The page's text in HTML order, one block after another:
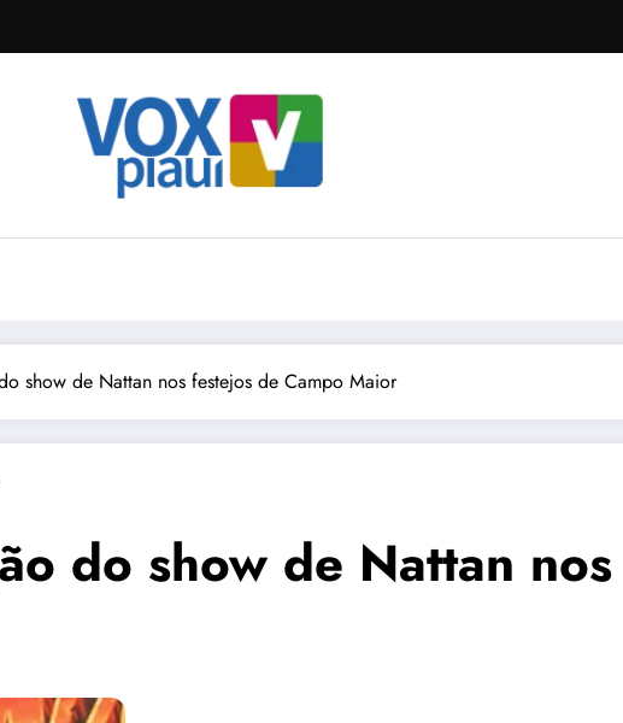
show de Nattan nos festejos de Campo Maior
do show de Nattan